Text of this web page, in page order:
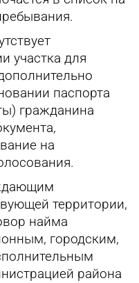
участка для
паспорта
гражданина
на
территории,
найма
городским,
района